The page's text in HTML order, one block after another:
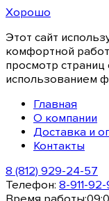
Хорошо
Этот сайт
комфортной
просмотр
использованием
Главная
О компании
Доставка и
Контакты
8 (812) 929-24-57
Телефон: 8-911-